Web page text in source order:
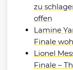
zu
offen
Lamine
Finale
Lionel
Finale –